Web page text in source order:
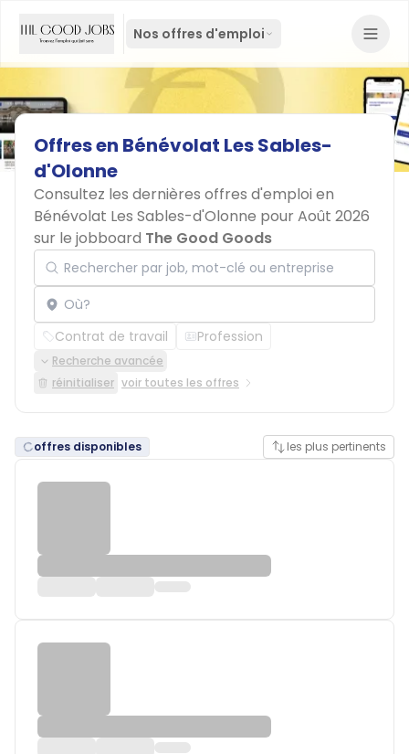
Nos offres d'emploi
Offresen Bénévolat LesSables-
d'Olonne
Consultez les dernières offres d'emploi en
Bénévolat Les Sables-d'Olonne pour Août 2026
sur le jobboard The Good Goods
Rechercher par job, mot-clé ou entreprise
Localisation
Contrat de travail Profession
Recherche avancée
réinitialiser voir toutes les offres
offres disponibles les plus pertinents